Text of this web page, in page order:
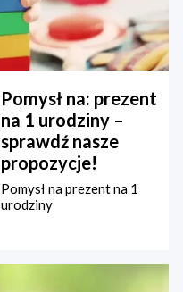
Pomysł na: prezent
na 1 urodziny –
sprawdź nasze
propozycje!
Pomysł na prezent na 1
urodziny